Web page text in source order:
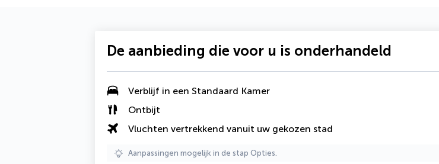
De aanbieding die voor u is onderhandeld
Verblijf in een Standaard Kamer
Ontbijt
Vluchten vertrekkend vanuit uw gekozen stad
Aanpassingen mogelijk in de stap Opties.